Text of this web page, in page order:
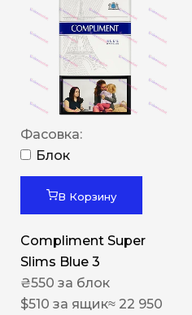
Фасовка:
Блок
В Корзину
Compliment Super
Slims Blue 3
₴550 за блок
$510 за ящик≈ 22 950